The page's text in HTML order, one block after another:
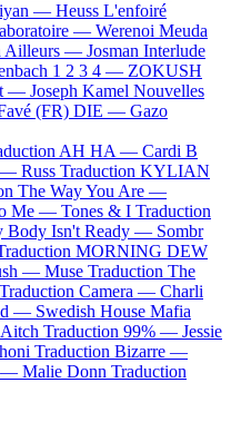
— Heuss L'enfoiré
— Werenoi Meuda
Ailleurs — Josman Interlude
1 2 3 4 — ZOKUSH
— Joseph Kamel Nouvelles
(FR) DIE — Gazo
AH HA — Cardi B
— Russ Traduction KYLIAN
The Way You Are —
Me — Tones & I Traduction
Body Isn't Ready — Sombr
MORNING DEW
— Muse Traduction The
Traduction Camera — Charli
— Swedish House Mafia
Aitch Traduction 99% — Jessie
Traduction Bizarre —
— Malie Donn Traduction